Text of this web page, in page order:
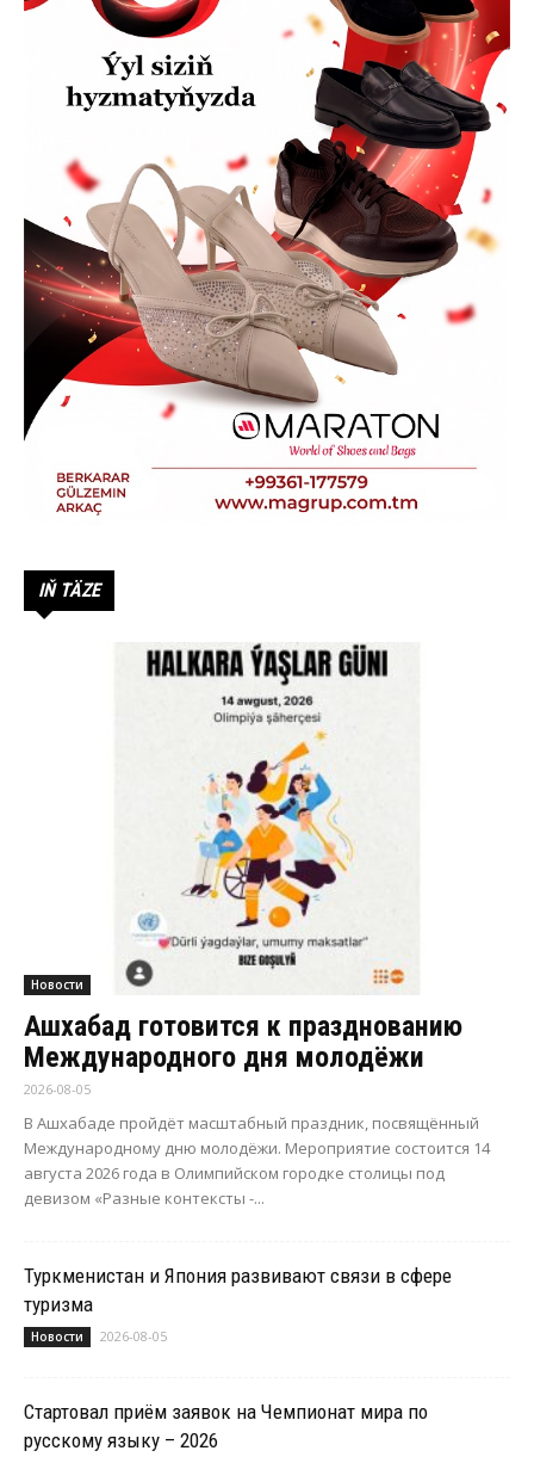
IŇ TÄZE
Новости
Ашхабад готовится к празднованию
Международного дня молодёжи
2026-08-05
В Ашхабаде пройдёт масштабный праздник, посвящённый
Международному дню молодёжи. Мероприятие состоится 14
августа 2026 года в Олимпийском городке столицы под
девизом «Разные контексты -...
Туркменистан и Япония развивают связи в сфере
туризма
Новости 2026-08-05
Стартовал приём заявок на Чемпионат мира по
русскому языку – 2026